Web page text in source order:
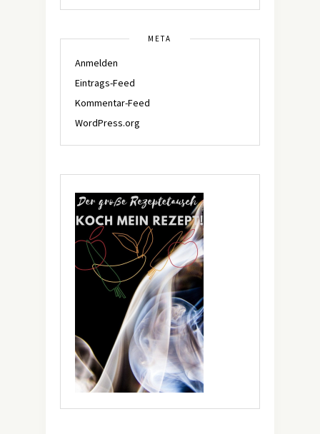
META
Anmelden
Eintrags-Feed
Kommentar-Feed
WordPress.org